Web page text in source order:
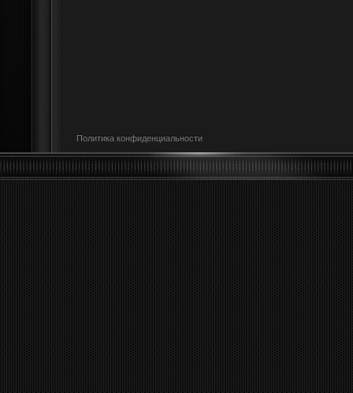
Политика конфиденциальности